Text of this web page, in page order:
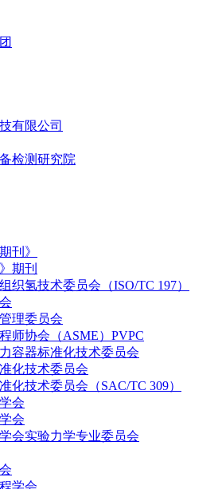
有限公司
检测研究院
刊》
期刊
织氢技术委员会（ISO/TC 197）
理委员会
师协会（ASME）PVPC
容器标准化技术委员会
化技术委员会
化技术委员会（SAC/TC 309）
会
会
会实验力学专业委员会
学会